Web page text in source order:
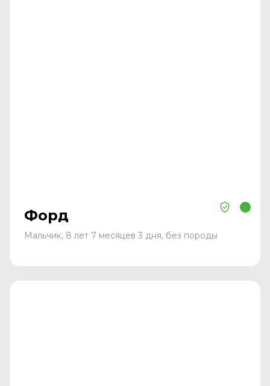
Форд
Мальчик, 8 лет 7 месяцев 3 дня, без породы